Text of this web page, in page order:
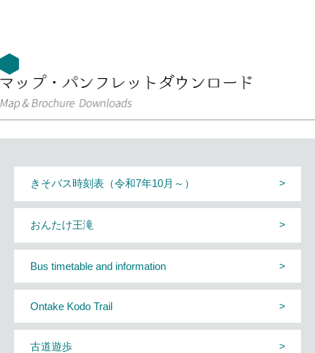
きそバス時刻表（令和7年10月～）
おんたけ王滝
Bus timetable and information
Ontake Kodo Trail
古道遊歩